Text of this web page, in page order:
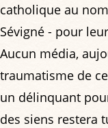
catholique au
Sévigné - pour
Aucun média,
traumatisme de
un délinquant
des siens restera